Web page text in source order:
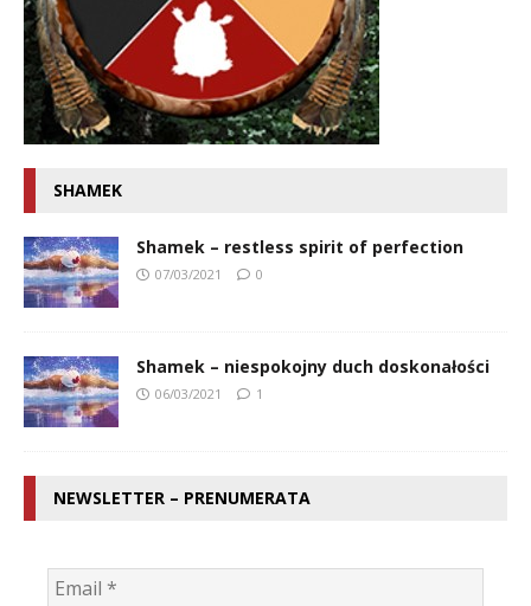
SHAMEK
Shamek – restless spirit of perfection
07/03/2021 0
Shamek – niespokojny duch doskonałości
06/03/2021 1
NEWSLETTER – PRENUMERATA